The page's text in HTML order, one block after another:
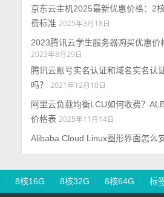
京东云主机2025最新优惠价格：2
费标准 2025年3月18日
2023腾讯云学生服务器购买优惠价
2023年8月29日
腾讯云账号实名认证和域名实名认
吗？
2021年12月10日
阿里云负载均衡LCU如何收费？
价格表 2025年11月14日
Alibaba Cloud Linux图形界面怎么
8核16G 8核32G 8核64G 标